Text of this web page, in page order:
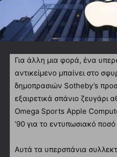
Για άλλη μια φορά, ένα
αντικείμενο μπαίνει στο
δημοπρασιών Sotheby’s
εξαιρετικά σπάνιο ζευγάρι
Omega Sports Apple
’90 για το εντυπωσιακό
Αυτά τα υπερσπάνια